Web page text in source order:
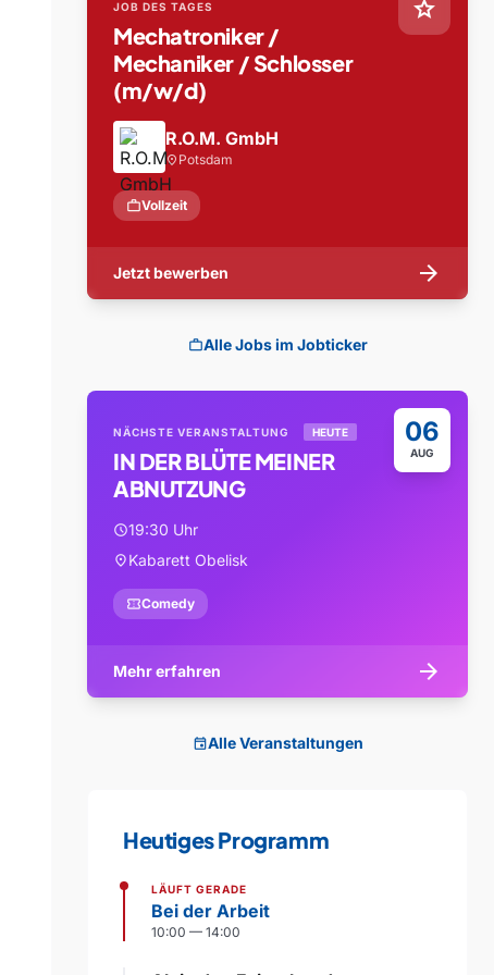
star
JOB DES TAGES
Mechatroniker /
Mechaniker / Schlosser
(m/w/d)
R.O.M. GmbH
location_on Potsdam
workVollzeit
Jetzt bewerben arrow_forward
workAlle Jobs im Jobticker
06
AUG
NÄCHSTE VERANSTALTUNG HEUTE
IN DER BLÜTE MEINER
ABNUTZUNG
schedule19:30 Uhr
location_onKabarett Obelisk
confirmation_numberComedy
Mehr erfahren arrow_forward
eventAlle Veranstaltungen
Heutiges Programm
LÄUFT GERADE
Bei der Arbeit
10:00 — 14:00